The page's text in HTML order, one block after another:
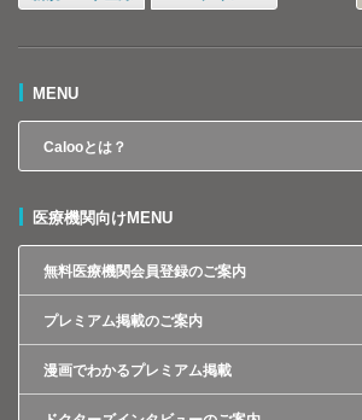
MENU
Calooとは？
医療機関向けMENU
無料医療機関会員登録のご案内
プレミアム掲載のご案内
漫画でわかるプレミアム掲載